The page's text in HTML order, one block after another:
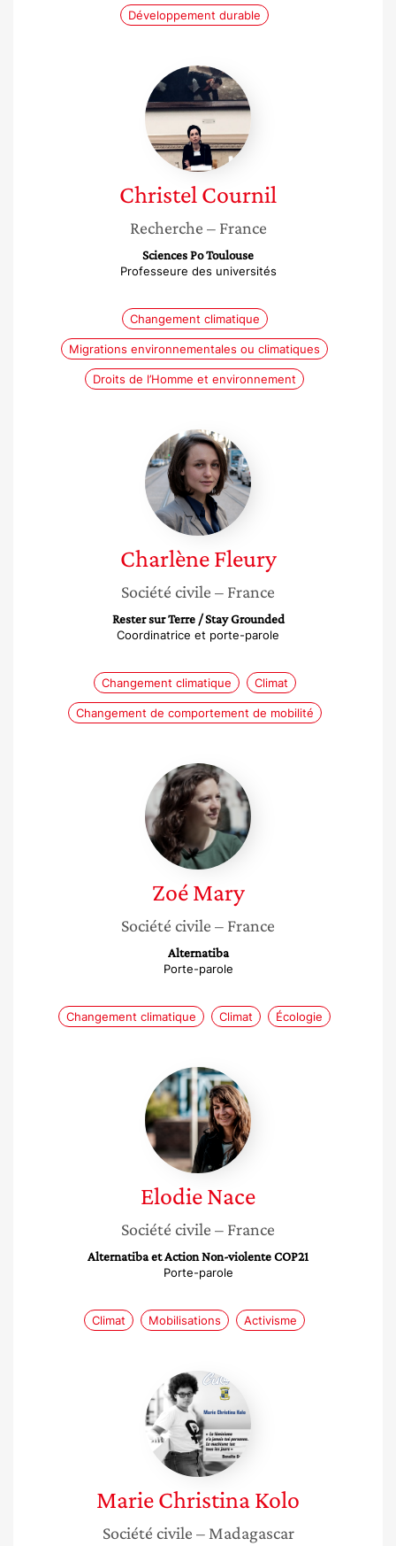
Développement durable
Christel
Cournil
Christel Cournil
Recherche – France
Sciences Po Toulouse
Professeure des universités
Changement climatique
Migrations environnementales ou climatiques
Droits de l’Homme et environnement
Charlène
Fleury
Charlène Fleury
Société civile – France
Rester sur Terre / Stay Grounded
Coordinatrice et porte-parole
Changement climatique Climat
Changement de comportement de mobilité
Zoé
Mary
Zoé Mary
Société civile – France
Alternatiba
Porte-parole
Changement climatique Climat Écologie
Elodie
Nace
ElodieNace
Société civile – France
Alternatiba et Action Non-violente COP21
Porte-parole
Climat Mobilisations Activisme
Marie
Christina
Kolo
Marie ChristinaKolo
Société civile – Madagascar